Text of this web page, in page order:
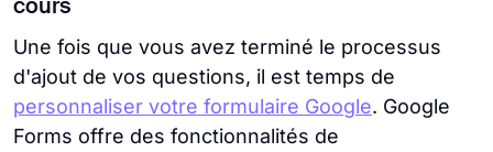
cours
Une fois que vous avez terminé le processus
d'ajout de vos questions, il est temps de
personnaliser votre formulaire Google. Google
Forms offre des fonctionnalités de